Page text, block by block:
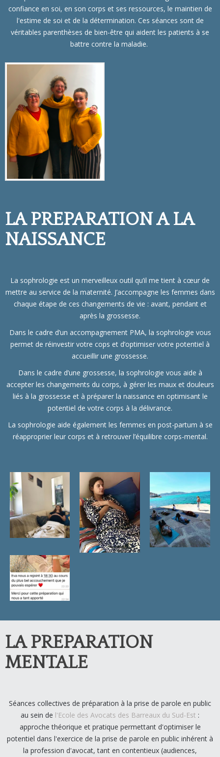
confiance en soi, en son corps et ses ressources, le maintien de
l'estime de soi et de la détermination. Ces séances sont de
véritables parenthèses de bien-être qui aident les patients à se
battre contre la maladie.
LA PREPARATION A LA
NAISSANCE
La sophrologie est un merveilleux outil qu’il me tient à cœur de
mettre au service de la maternité. J’accompagne les femmes dans
chaque étape de ces changements de vie : avant, pendant et
après la grossesse.
Dans le cadre d’un accompagnement PMA, la sophrologie vous
permet de réinvestir votre cops et d’optimiser votre potentiel à
accueillir une grossesse.
Dans le cadre d’une grossesse, la sophrologie vous aide à
accepter les changements du corps, à gérer les maux et douleurs
liés à la grossesse et à préparer la naissance en optimisant le
potentiel de votre corps à la délivrance.
La sophrologie aide également les femmes en post-partum à se
réapproprier leur corps et à retrouver l’équilibre corps-mental.
LA PREPARATION
MENTALE
Séances collectives de préparation à la prise de parole en public
au sein de l'Ecole des Avocats des Barreaux du Sud-Est :
approche théorique et pratique permettant d'optimiser le
potentiel dans l'exercice de la prise de parole en public inhérent à
la profession d'avocat, tant en contentieux (audiences,